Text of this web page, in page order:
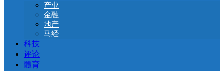
产业
金融
地产
马经
科技
评论
體育